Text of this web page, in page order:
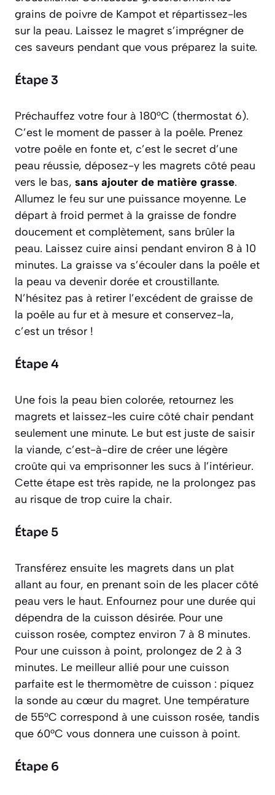
grains de poivre de Kampot et répartissez-les
sur la peau. Laissez le magret s’imprégner de
ces saveurs pendant que vous préparez la suite.
Étape 3
Préchauffez votre four à 180°C (thermostat 6).
C’est le moment de passer à la poêle. Prenez
votre poêle en fonte et, c’est le secret d’une
peau réussie, déposez-y les magrets côté peau
vers le bas, sans ajouter de matière grasse.
Allumez le feu sur une puissance moyenne. Le
départ à froid permet à la graisse de fondre
doucement et complètement, sans brûler la
peau. Laissez cuire ainsi pendant environ 8 à 10
minutes. La graisse va s’écouler dans la poêle et
la peau va devenir dorée et croustillante.
N’hésitez pas à retirer l’excédent de graisse de
la poêle au fur et à mesure et conservez-la,
c’est un trésor !
Étape 4
Une fois la peau bien colorée, retournez les
magrets et laissez-les cuire côté chair pendant
seulement une minute. Le but est juste de saisir
la viande, c’est-à-dire de créer une légère
croûte qui va emprisonner les sucs à l’intérieur.
Cette étape est très rapide, ne la prolongez pas
au risque de trop cuire la chair.
Étape 5
Transférez ensuite les magrets dans un plat
allant au four, en prenant soin de les placer côté
peau vers le haut. Enfournez pour une durée qui
dépendra de la cuisson désirée. Pour une
cuisson rosée, comptez environ 7 à 8 minutes.
Pour une cuisson à point, prolongez de 2 à 3
minutes. Le meilleur allié pour une cuisson
parfaite est le thermomètre de cuisson : piquez
la sonde au cœur du magret. Une température
de 55°C correspond à une cuisson rosée, tandis
que 60°C vous donnera une cuisson à point.
Étape 6